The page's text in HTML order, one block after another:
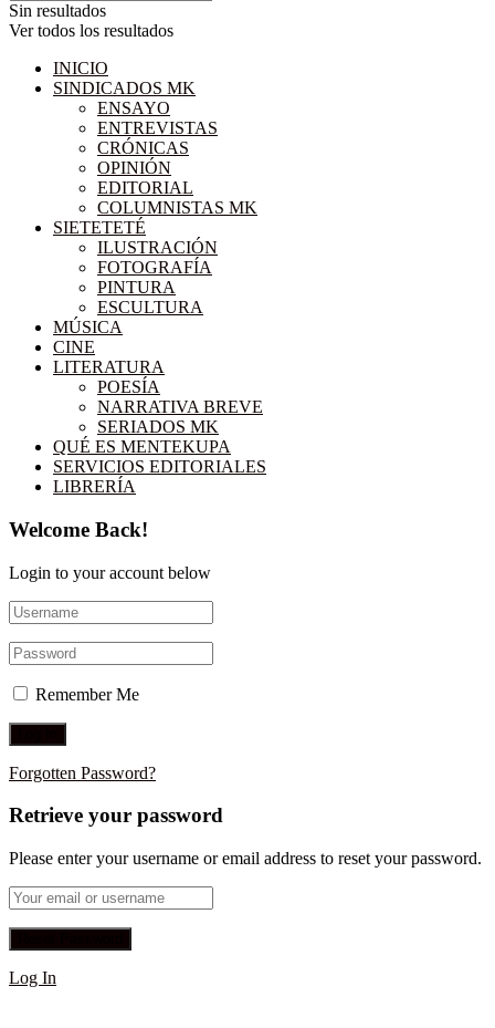
Sin resultados
Ver todos los resultados
INICIO
SINDICADOS MK
ENSAYO
ENTREVISTAS
CRÓNICAS
OPINIÓN
EDITORIAL
COLUMNISTAS MK
SIETETETÉ
ILUSTRACIÓN
FOTOGRAFÍA
PINTURA
ESCULTURA
MÚSICA
CINE
LITERATURA
POESÍA
NARRATIVA BREVE
SERIADOS MK
QUÉ ES MENTEKUPA
SERVICIOS EDITORIALES
LIBRERÍA
Welcome Back!
Login to your account below
Remember Me
Forgotten Password?
Retrieve your password
Please enter your username or email address to reset your password.
Log In